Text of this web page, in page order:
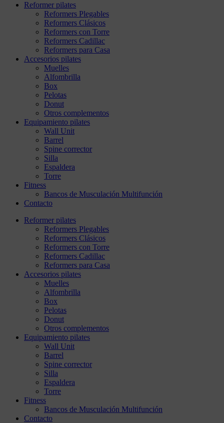
Reformer pilates
Reformers Plegables
Reformers Clásicos
Reformers con Torre
Reformers Cadillac
Reformers para Casa
Accesorios pilates
Muelles
Alfombrilla
Box
Pelotas
Donut
Otros complementos
Equipamiento pilates
Wall Unit
Barrel
Spine corrector
Silla
Espaldera
Torre
Fitness
Bancos de Musculación Multifunción
Contacto
Reformer pilates
Reformers Plegables
Reformers Clásicos
Reformers con Torre
Reformers Cadillac
Reformers para Casa
Accesorios pilates
Muelles
Alfombrilla
Box
Pelotas
Donut
Otros complementos
Equipamiento pilates
Wall Unit
Barrel
Spine corrector
Silla
Espaldera
Torre
Fitness
Bancos de Musculación Multifunción
Contacto